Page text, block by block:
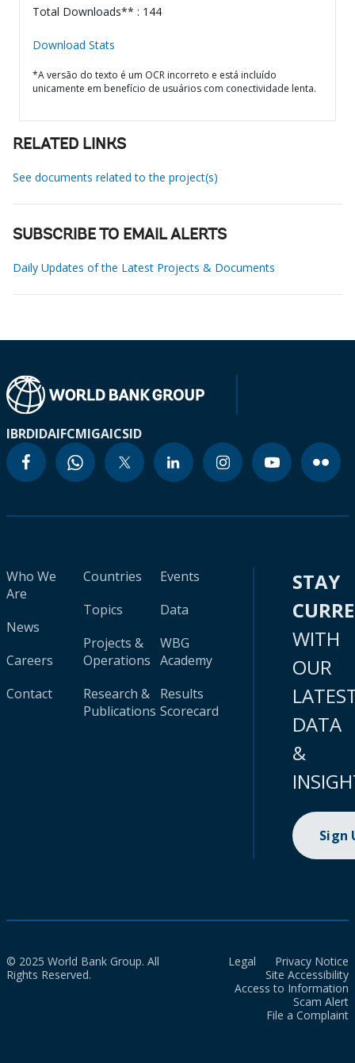
Total Downloads** : 144
Download Stats
*A versão do texto é um OCR incorreto e está incluído
unicamente em benefício de usuários com conectividade lenta.
RELATED LINKS
See documents related to the project(s)
SUBSCRIBE TO EMAIL ALERTS
Daily Updates of the Latest Projects & Documents
IBRDIDAIFCMIGAICSID
Who We
Are
News
Careers
Contact
Countries
Topics
Projects &
Operations
Research &
Publications
Events
Data
WBG
Academy
Results
Scorecard
STAY
WITH
OUR
DATA
&
Sign
© 2025 World Bank Group. All
Rights Reserved.
Legal
Privacy Notice
Site Accessibility
Access to Information
Scam Alert
File a Complaint